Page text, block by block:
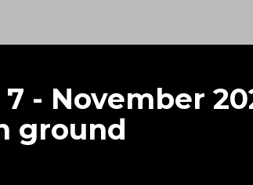
- November
ground